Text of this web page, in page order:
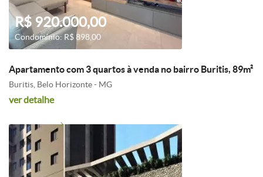
R$ 920.000,00
Condomínio: R$ 898,00
Apartamento com 3 quartos à venda no bairro Buritis, 89m²
Buritis, Belo Horizonte - MG
ver detalhe